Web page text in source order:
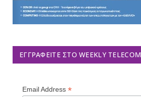
ΕΓΓΡΑΦΕΊΤΕ ΣΤΟ WEEKLY TELECOM
Email Address *